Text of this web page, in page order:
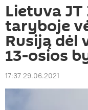
Lietuva
taryboje
Rusiją dėl
13-osios
17:37 29.06.2021